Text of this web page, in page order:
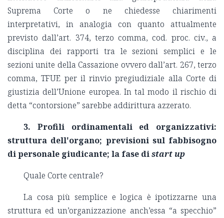
Suprema Corte o ne chiedesse chiarimenti
interpretativi, in analogia con quanto attualmente
previsto dall’art. 374, terzo comma, cod. proc. civ., a
disciplina dei rapporti tra le sezioni semplici e le
sezioni unite della Cassazione ovvero dall’art. 267, terzo
comma, TFUE per il rinvio pregiudiziale alla Corte di
giustizia dell’Unione europea. In tal modo il rischio di
detta “contorsione” sarebbe addirittura azzerato.
3. Profili ordinamentali ed organizzativi:
struttura dell'organo; previsioni sul fabbisogno
di personale giudicante; la fase distart up
Quale Corte centrale?
La cosa più semplice e logica è ipotizzarne una
struttura ed un’organizzazione anch’essa “a specchio”